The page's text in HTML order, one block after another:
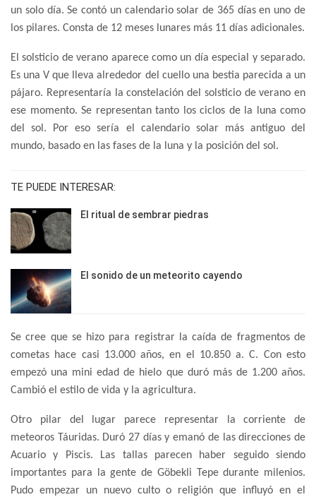
un solo día. Se contó un calendario solar de 365 días en uno de
los pilares. Consta de 12 meses lunares más 11 días adicionales.
El solsticio de verano aparece como un día especial y separado.
Es una V que lleva alrededor del cuello una bestia parecida a un
pájaro. Representaría la constelación del solsticio de verano en
ese momento. Se representan tanto los ciclos de la luna como
del sol. Por eso sería el calendario solar más antiguo del
mundo, basado en las fases de la luna y la posición del sol.
TE PUEDE INTERESAR:
El ritual de sembrar piedras
El sonido de un meteorito cayendo
Se cree que se hizo para registrar la caída de fragmentos de
cometas hace casi 13.000 años, en el 10.850 a. C. Con esto
empezó una mini edad de hielo que duró más de 1.200 años.
Cambió el estilo de vida y la agricultura.
Otro pilar del lugar parece representar la corriente de
meteoros Táuridas. Duró 27 días y emanó de las direcciones de
Acuario y Piscis. Las tallas parecen haber seguido siendo
importantes para la gente de Göbekli Tepe durante milenios.
Pudo empezar un nuevo culto o religión que influyó en el